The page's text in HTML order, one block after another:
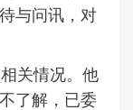
与问讯，对
关情况。他
了解，已委